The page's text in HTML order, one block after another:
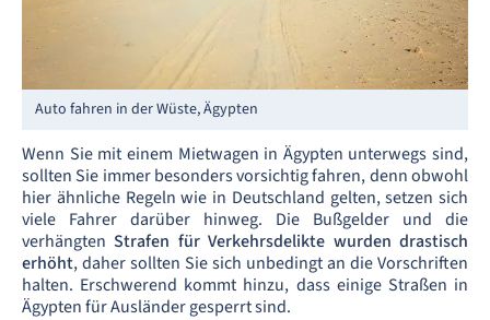
Auto fahren in der Wüste, Ägypten
Wenn Sie mit einem Mietwagen in Ägypten unterwegs sind,
sollten Sie immer besonders vorsichtig fahren, denn obwohl
hier ähnliche Regeln wie in Deutschland gelten, setzen sich
viele Fahrer darüber hinweg. Die Bußgelder und die
verhängten Strafen für Verkehrsdelikte wurden drastisch
erhöht, daher sollten Sie sich unbedingt an die Vorschriften
halten. Erschwerend kommt hinzu, dass einige Straßen in
Ägypten für Ausländer gesperrt sind.